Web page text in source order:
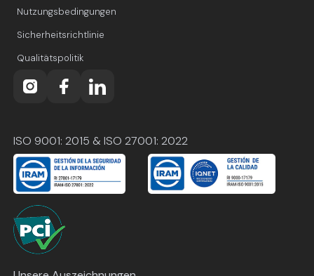
Nutzungsbedingungen
Sicherheitsrichtlinie
Qualitätspolitik
ISO 9001: 2015 & ISO 27001: 2022